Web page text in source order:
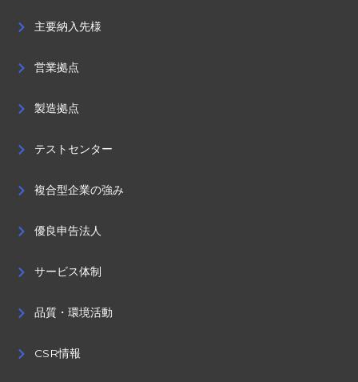
主要納入先様
営業拠点
製造拠点
テストセンター
複合型企業の強み
優良申告法人
サービス体制
品質・環境活動
CSR情報